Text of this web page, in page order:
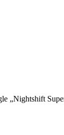
„Nightshift